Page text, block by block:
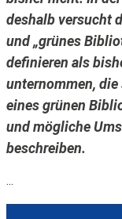
deshalb versucht
und „grünes
definieren als
unternommen,
eines grünen
und mögliche
beschreiben.
...